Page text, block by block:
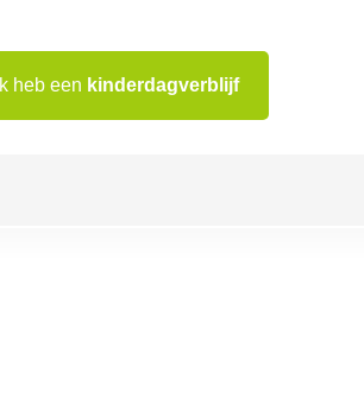
Ik heb een kinderdagverblijf